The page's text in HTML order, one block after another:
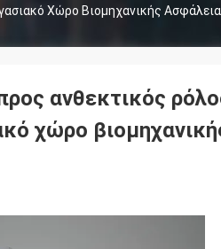
Χώρο Βιομηχανικής
ανθεκτικός
χώρο